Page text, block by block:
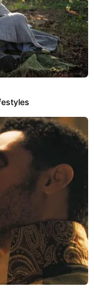
as
ralos?
aparecer nos
corporal e
Realizar
focos de
desodorização
atmosfera